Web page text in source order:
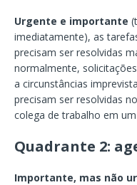
Urgente e importante
imediatamente), as
precisam ser resolvidas
normalmente,
a circunstâncias
precisam ser resolvidas
colega de trabalho em
Quadrante 2:
Importante, mas não